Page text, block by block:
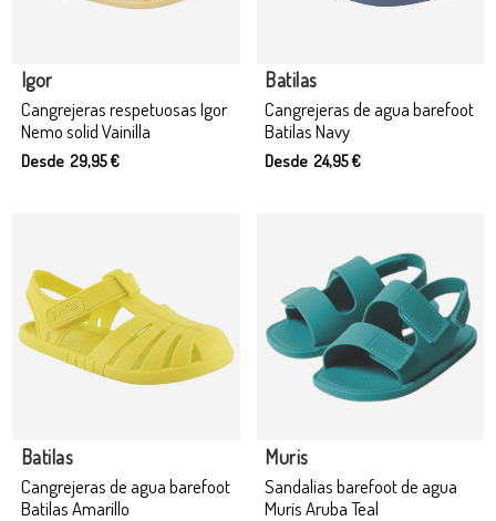
Cangrejeras respetuosas Igor
Nemo solid Vainilla
Igor
Desde 29,95 €
Cangrejeras de agua barefoot
Batilas Navy
Batilas
Desde 24,95 €
Cangrejeras de agua barefoot
Batilas Amarillo
Batilas
Sandalias barefoot de agua
Muris Aruba Teal
Muris